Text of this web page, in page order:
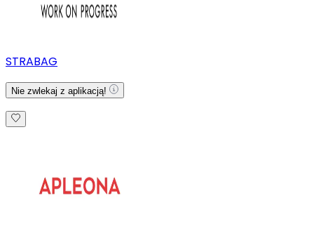
STRABAG
Nie zwlekaj z aplikacją!